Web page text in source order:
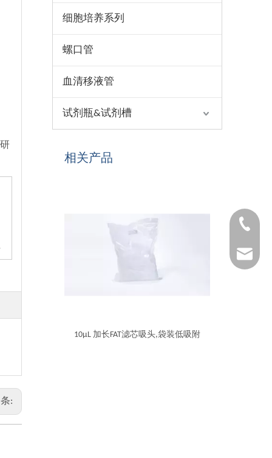
:
细胞培养系列
螺口管
血清移液管
试剂瓶&试剂槽
相关产品
10μL 加长FAT滤芯吸头,袋装低吸附